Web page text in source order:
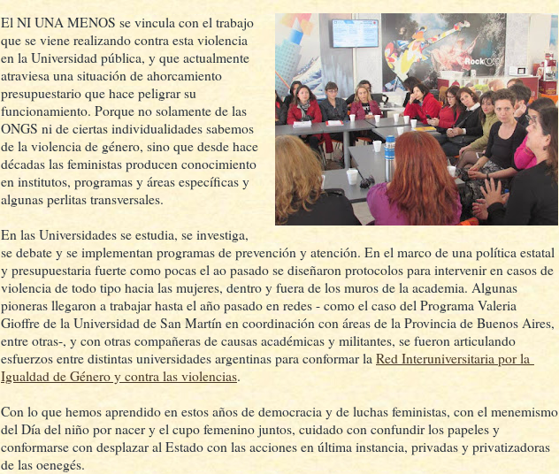
El NI UNA MENOS se vincula con el trabajo
que se viene realizando contra esta violencia
en la Universidad pública, y que actualmente
atraviesa una situación de ahorcamiento
presupuestario que hace peligrar su
funcionamiento. Porque no solamente de las
ONGS ni de ciertas individualidades sabemos
de la violencia de género, sino que desde hace
décadas las feministas producen conocimiento
en institutos, programas y áreas específicas y
algunas perlitas transversales.
En las Universidades se estudia, se investiga,
se debate y se implementan programas de prevención y atención. En el marco de una política estatal
y presupuestaria fuerte como pocas el ao pasado se diseñaron protocolos para intervenir en casos de
violencia de todo tipo hacia las mujeres, dentro y fuera de los muros de la academia. Algunas
pioneras llegaron a trabajar hasta el año pasado en redes - como el caso del Programa Valeria
Gioffre de la Universidad de San Martín en coordinación con áreas de la Provincia de Buenos Aires,
entre otras-, y con otras compañeras de causas académicas y militantes, se fueron articulando
esfuerzos entre distintas universidades argentinas para conformar la Red Interuniversitaria por la
Igualdad de Género y contra las violencias.
Con lo que hemos aprendido en estos años de democracia y de luchas feministas, con el menemismo
del Día del niño por nacer y el cupo femenino juntos, cuidado con confundir los papeles y
conformarse con desplazar al Estado con las acciones en última instancia, privadas y privatizadoras
de las oenegés.